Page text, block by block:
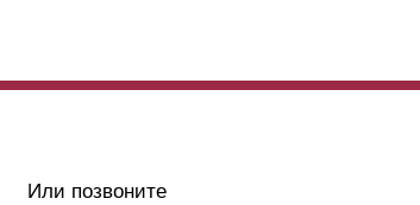
Или позвоните